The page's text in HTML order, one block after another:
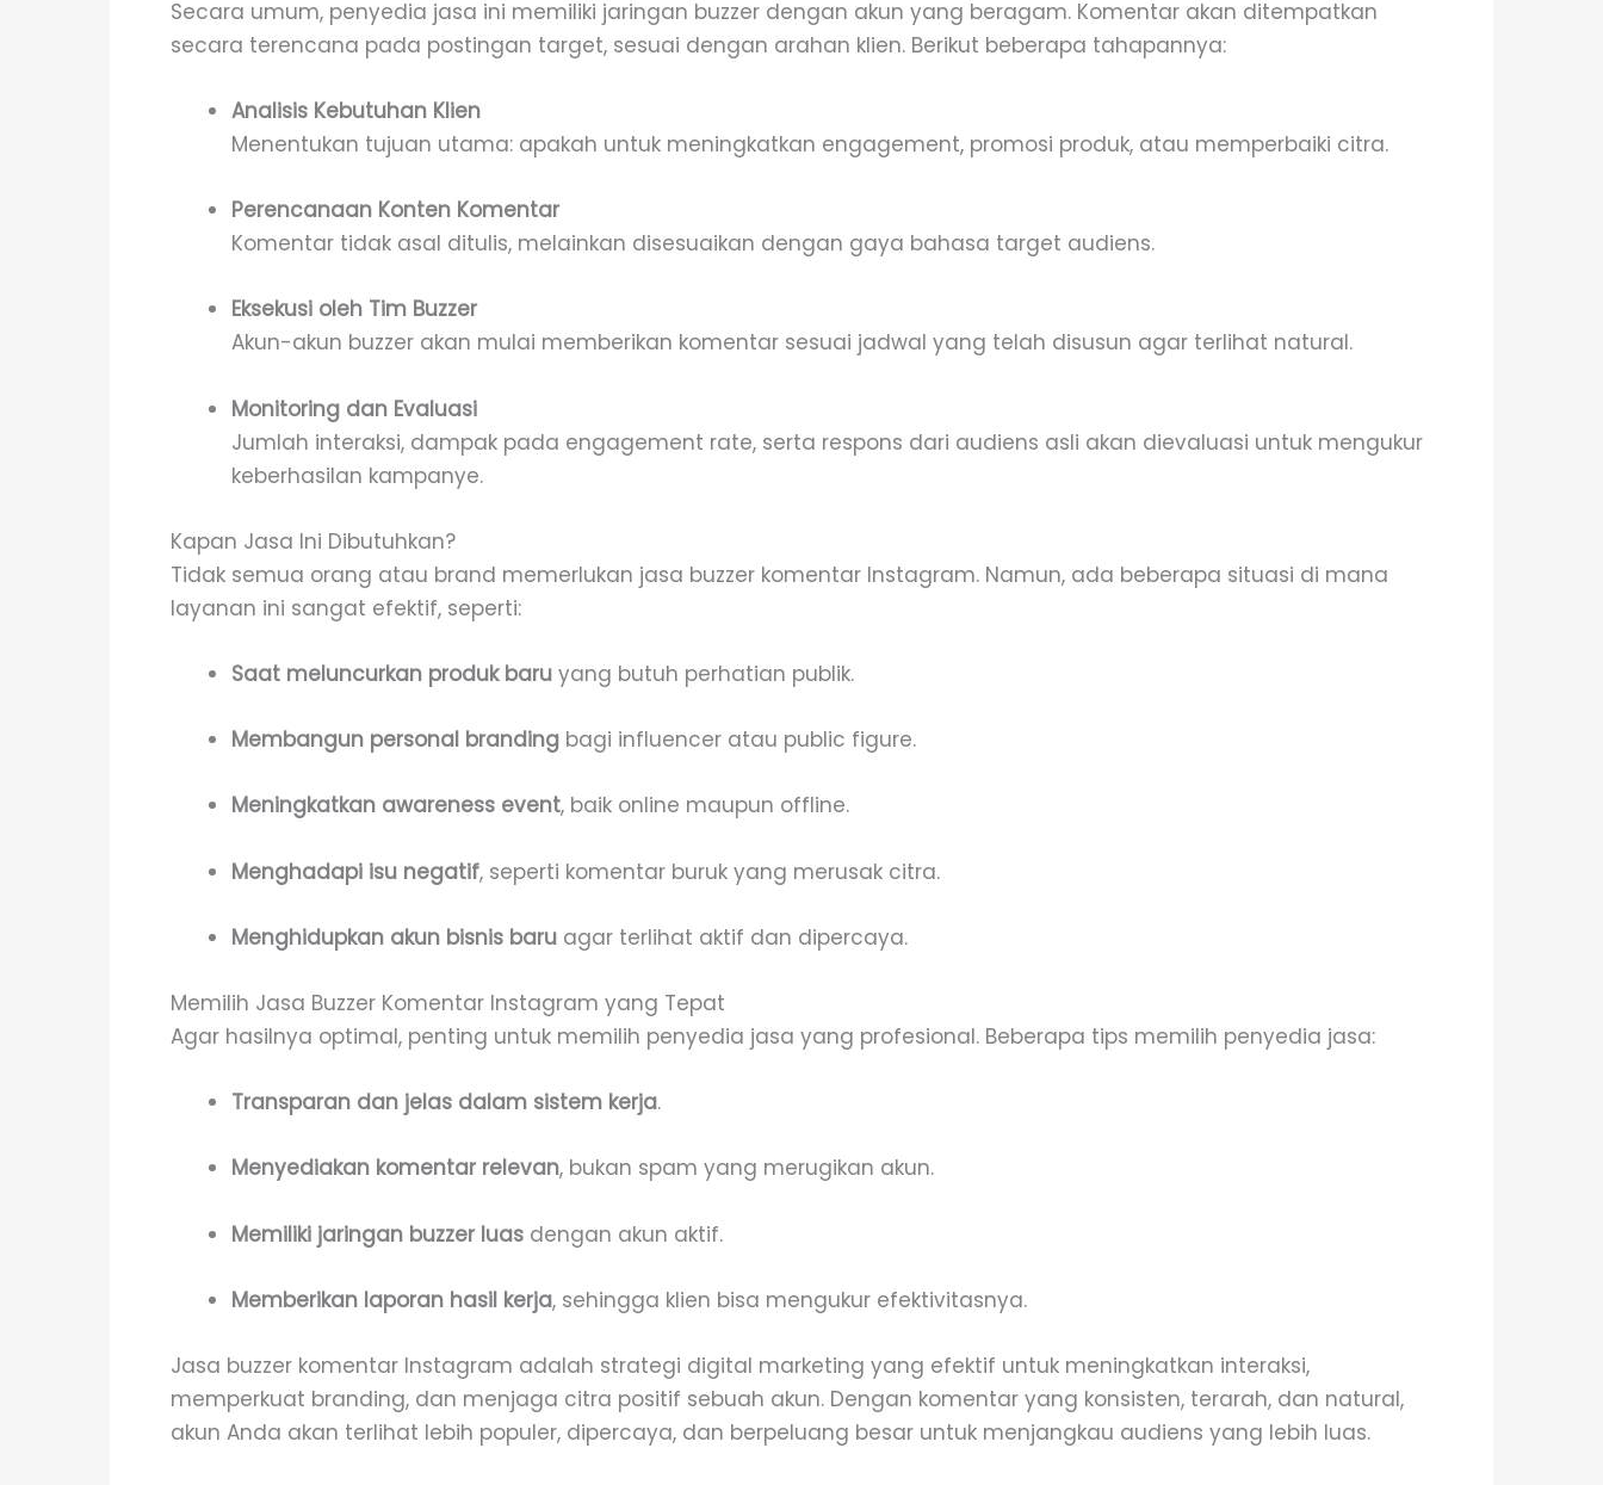
Secara umum, penyedia jasa ini memiliki jaringan buzzer dengan akun yang beragam. Komentar akan ditempatkan
secara terencana pada postingan target, sesuai dengan arahan klien. Berikut beberapa tahapannya:
Analisis Kebutuhan Klien
Menentukan tujuan utama: apakah untuk meningkatkan engagement, promosi produk, atau memperbaiki citra.
Perencanaan Konten Komentar
Komentar tidak asal ditulis, melainkan disesuaikan dengan gaya bahasa target audiens.
Eksekusi oleh Tim Buzzer
Akun-akun buzzer akan mulai memberikan komentar sesuai jadwal yang telah disusun agar terlihat natural.
Monitoring dan Evaluasi
Jumlah interaksi, dampak pada engagement rate, serta respons dari audiens asli akan dievaluasi untuk mengukur
keberhasilan kampanye.
Kapan Jasa Ini Dibutuhkan?
Tidak semua orang atau brand memerlukan jasa buzzer komentar Instagram. Namun, ada beberapa situasi di mana
layanan ini sangat efektif, seperti:
Saat meluncurkan produk baru yang butuh perhatian publik.
Membangun personal branding bagi influencer atau public figure.
Meningkatkan awareness event, baik online maupun offline.
Menghadapi isu negatif, seperti komentar buruk yang merusak citra.
Menghidupkan akun bisnis baru agar terlihat aktif dan dipercaya.
Memilih Jasa Buzzer Komentar Instagram yang Tepat
Agar hasilnya optimal, penting untuk memilih penyedia jasa yang profesional. Beberapa tips memilih penyedia jasa:
Transparan dan jelas dalam sistem kerja.
Menyediakan komentar relevan, bukan spam yang merugikan akun.
Memiliki jaringan buzzer luas dengan akun aktif.
Memberikan laporan hasil kerja, sehingga klien bisa mengukur efektivitasnya.
Jasa buzzer komentar Instagram adalah strategi digital marketing yang efektif untuk meningkatkan interaksi,
memperkuat branding, dan menjaga citra positif sebuah akun. Dengan komentar yang konsisten, terarah, dan natural,
akun Anda akan terlihat lebih populer, dipercaya, dan berpeluang besar untuk menjangkau audiens yang lebih luas.